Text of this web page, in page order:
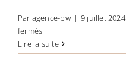
Par agence-pw | 9 juillet 2024
ferméssur
Bonjour
tout
Lire la suite